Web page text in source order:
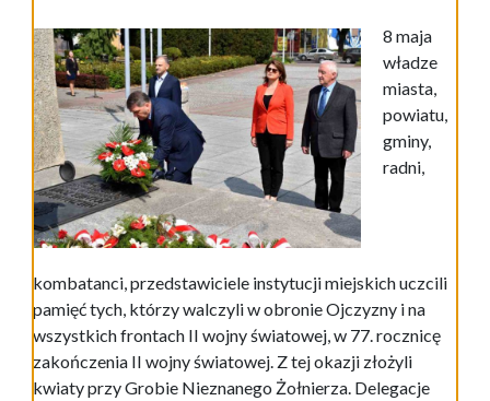
8 maja
władze
miasta,
powiatu,
gminy,
radni,
kombatanci, przedstawiciele instytucji miejskich uczcili
pamięć tych, którzy walczyli w obronie Ojczyzny i na
wszystkich frontach II wojny światowej, w 77. rocznicę
zakończenia II wojny światowej. Z tej okazji złożyli
kwiaty przy Grobie Nieznanego Żołnierza. Delegacje